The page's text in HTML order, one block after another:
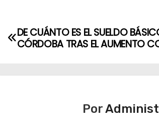
N
v
DE CUÁNTO ES EL SUELDO
CÓRDOBA TRAS EL AUMENTO
Por